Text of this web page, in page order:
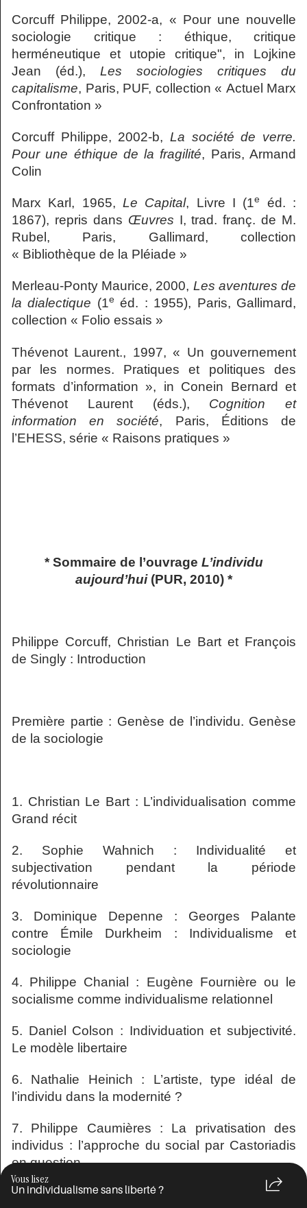
Vous lisez
Un individualisme sans liberté ?
Corcuff Philippe, 2002-a, « Pour une nouvelle
sociologie critique : éthique, critique
herméneutique et utopie critique", in Lojkine
Jean (éd.), Les sociologies critiques du
capitalisme, Paris, PUF, collection « Actuel Marx
Confrontation »
Corcuff Philippe, 2002-b, La société de verre.
Pour une éthique de la fragilité, Paris, Armand
Colin
Marx Karl, 1965, Le Capital, Livre I (1e
éd. :
1867), repris dans Œuvres I, trad. franç. de M.
Rubel, Paris, Gallimard, collection
« Bibliothèque de la Pléiade »
Merleau-Ponty Maurice, 2000, Les aventures de
la dialectique (1eéd. : 1955), Paris, Gallimard,
collection « Folio essais »
Thévenot Laurent., 1997, « Un gouvernement
par les normes. Pratiques et politiques des
formats d’information », in Conein Bernard et
Thévenot Laurent (éds.), Cognition et
information en société, Paris, Éditions de
l’EHESS, série « Raisons pratiques »
* Sommaire de l’ouvrage L’individu
aujourd’hui(PUR, 2010) *
Philippe Corcuff, Christian Le Bart et François
de Singly : Introduction
Première partie : Genèse de l’individu. Genèse
de la sociologie
1. Christian Le Bart : L’individualisation comme
Grand récit
2. Sophie Wahnich : Individualité et
subjectivation pendant la période
révolutionnaire
3. Dominique Depenne : Georges Palante
contre Émile Durkheim : Individualisme et
sociologie
4. Philippe Chanial : Eugène Fournière ou le
socialisme comme individualisme relationnel
5. Daniel Colson : Individuation et subjectivité.
Le modèle libertaire
6. Nathalie Heinich
: L’artiste, type idéal de
l’individu dans la modernité ?
7. Philippe Caumières : La privatisation des
individus : l’approche du social par Castoriadis
en question
8. Eva Illouz : Raison et émotion dans la